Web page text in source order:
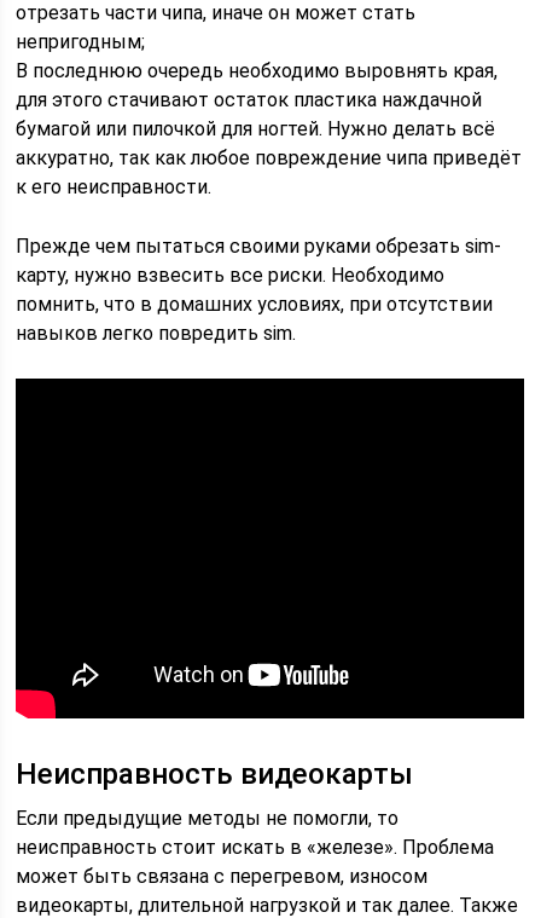
отрезать части чипа, иначе он может стать
непригодным;
В последнюю очередь необходимо выровнять края,
для этого стачивают остаток пластика наждачной
бумагой или пилочкой для ногтей. Нужно делать всё
аккуратно, так как любое повреждение чипа приведёт
к его неисправности.
Прежде чем пытаться своими руками обрезать sim-
карту, нужно взвесить все риски. Необходимо
помнить, что в домашних условиях, при отсутствии
навыков легко повредить sim.
Неисправность видеокарты
Если предыдущие методы не помогли, то
неисправность стоит искать в «железе». Проблема
может быть связана с перегревом, износом
видеокарты, длительной нагрузкой и так далее. Также